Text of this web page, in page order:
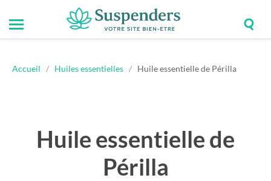
Suspenders
Toggle
mobile
Accueil / Huiles essentielles / Huile essentielle de Périlla
Huile essentielle de
Périlla